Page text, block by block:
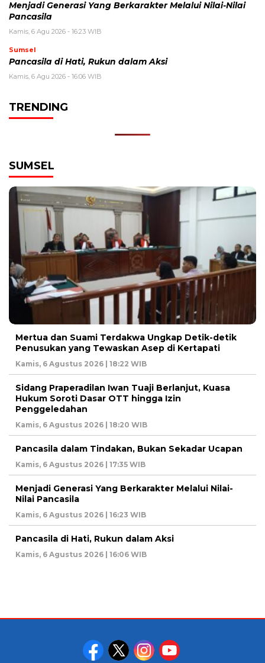
Menjadi Generasi Yang Berkarakter Melalui Nilai-Nilai
Pancasila
Kamis, 6 Agu 2026 - 16:23 WIB
Sumsel
Pancasila di Hati, Rukun dalam Aksi
Kamis, 6 Agu 2026 - 16:06 WIB
TRENDING
SUMSEL
Mertua dan Suami Terdakwa Ungkap Detik-detik
Penusukan yang Tewaskan Asep di Kertapati
Kamis, 6 Agustus 2026 | 18:22 WIB
Sidang Praperadilan Iwan Tuaji Berlanjut, Kuasa
Hukum Soroti Dasar OTT hingga Izin
Penggeledahan
Kamis, 6 Agustus 2026 | 18:20 WIB
Pancasila dalam Tindakan, Bukan Sekadar Ucapan
Kamis, 6 Agustus 2026 | 17:35 WIB
Menjadi Generasi Yang Berkarakter Melalui Nilai-
Nilai Pancasila
Kamis, 6 Agustus 2026 | 16:23 WIB
Pancasila di Hati, Rukun dalam Aksi
Kamis, 6 Agustus 2026 | 16:06 WIB